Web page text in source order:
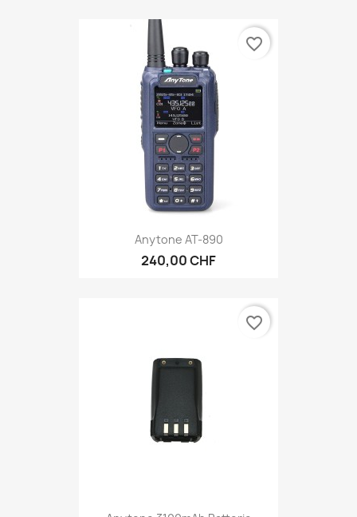
Anytone AT-890
240,00 CHF
favorite_border
favorite_border